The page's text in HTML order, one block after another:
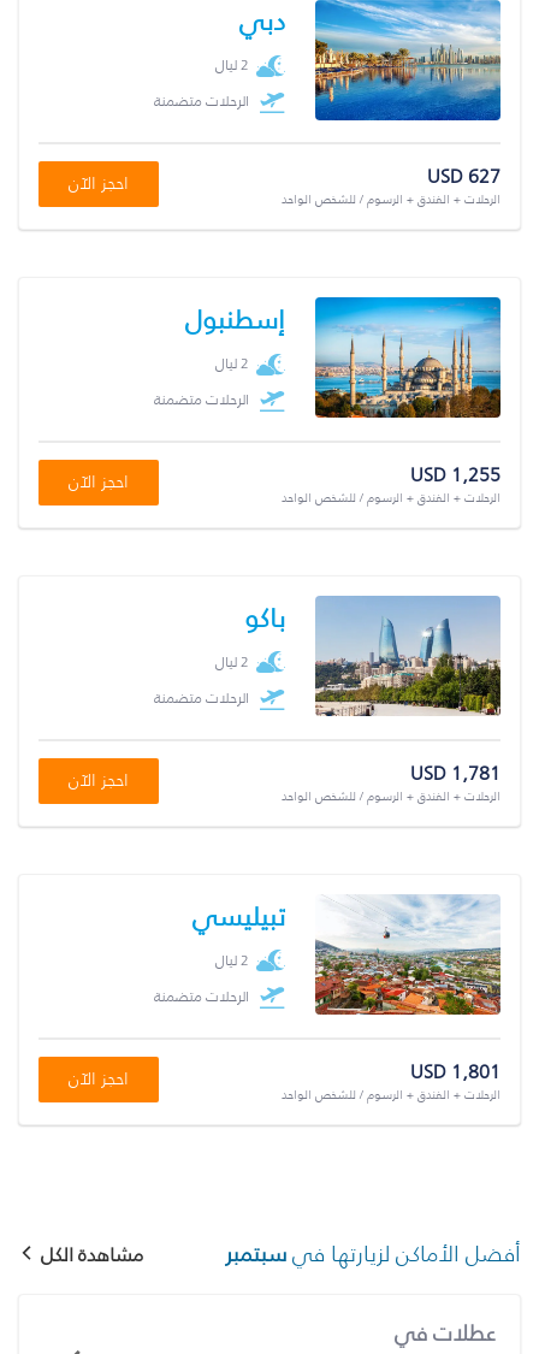
دبي
2 ليال
الرحلات متضمنة
USD 627
الرحلات + الفندق + الرسوم / للشخص الواحد
احجز الآن
إسطنبول
2 ليال
الرحلات متضمنة
USD 1,255
الرحلات + الفندق + الرسوم / للشخص الواحد
احجز الآن
باكو
2 ليال
الرحلات متضمنة
USD 1,781
الرحلات + الفندق + الرسوم / للشخص الواحد
احجز الآن
تبيليسي
2 ليال
الرحلات متضمنة
USD 1,801
الرحلات + الفندق + الرسوم / للشخص الواحد
احجز الآن
أفضل الأماكن لزيارتها فيسبتمبر مشاهدة الكل
عطلات في